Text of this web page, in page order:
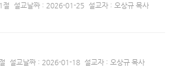
절 설교날짜 : 2026-01-25 설교자 : 오상규 목사
설교날짜 : 2026-01-18 설교자 : 오상규 목사